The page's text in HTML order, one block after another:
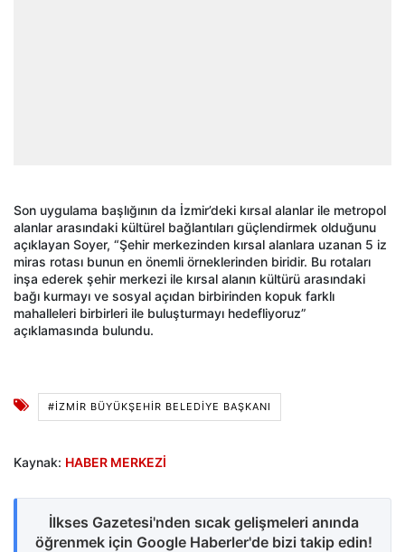
Son uygulama başlığının da İzmir’deki kırsal alanlar ile metropol
alanlar arasındaki kültürel bağlantıları güçlendirmek olduğunu
açıklayan Soyer, “Şehir merkezinden kırsal alanlara uzanan 5 iz
miras rotası bunun en önemli örneklerinden biridir. Bu rotaları
inşa ederek şehir merkezi ile kırsal alanın kültürü arasındaki
bağı kurmayı ve sosyal açıdan birbirinden kopuk farklı
mahalleleri birbirleri ile buluşturmayı hedefliyoruz”
açıklamasında bulundu.
#İZMIR BÜYÜKŞEHIR BELEDIYE BAŞKANI
Kaynak: HABER MERKEZİ
İlkses Gazetesi'nden sıcak gelişmeleri anında
öğrenmek için Google Haberler'de bizi takip edin!